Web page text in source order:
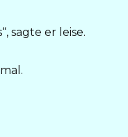
sagte er leise.